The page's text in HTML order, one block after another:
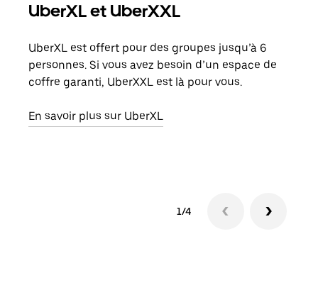
UberXL et UberXXL
UberXL est offert pour des groupes jusqu’à 6
personnes. Si vous avez besoin d’un espace de
coffre garanti, UberXXL est là pour vous.
En savoir plus sur UberXL
1/4